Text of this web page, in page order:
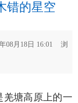
错的星空
08月18日 16:01 浏
羌塘高原上的一